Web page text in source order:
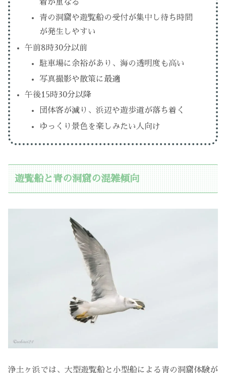
着が重なる
青の洞窟や遊覧船の受付が集中し待ち時間
が発生しやすい
午前8時30分以前
駐車場に余裕があり、海の透明度も高い
写真撮影や散策に最適
午後15時30分以降
団体客が減り、浜辺や遊歩道が落ち着く
ゆっくり景色を楽しみたい人向け
遊覧船と青の洞窟の混雑傾向
浄土ヶ浜では、大型遊覧船と小型船による青の洞窟体験が